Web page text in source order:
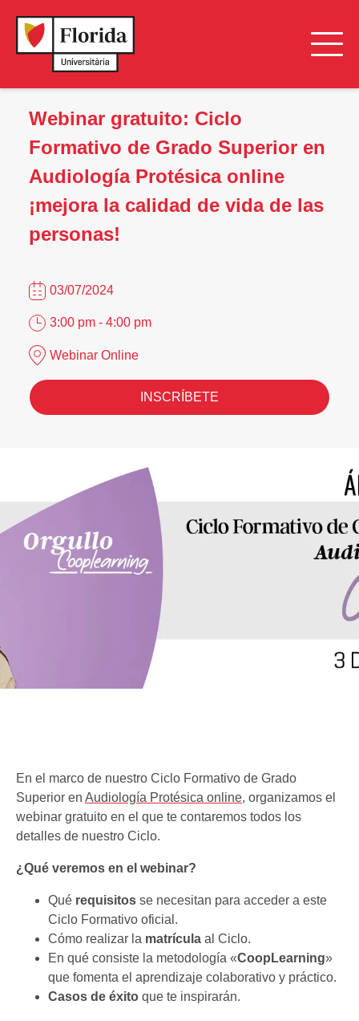
Webinar gratuito: Ciclo
Formativo de Grado Superior en
Audiología Protésica online
¡mejora la calidad de vida de las
personas!
03/07/2024
3:00 pm - 4:00 pm
Webinar Online
INSCRÍBETE
En el marco de nuestro Ciclo Formativo de Grado
Superior en Audiología Protésica online, organizamos el
webinar gratuito en el que te contaremos todos los
detalles de nuestro Ciclo.
¿Qué veremos en el webinar?
Qué requisitos se necesitan para acceder a este
Ciclo Formativo oficial.
Cómo realizar la matrícula al Ciclo.
En qué consiste la metodología «CoopLearning»
que fomenta el aprendizaje colaborativo y práctico.
Casos de éxito que te inspirarán.